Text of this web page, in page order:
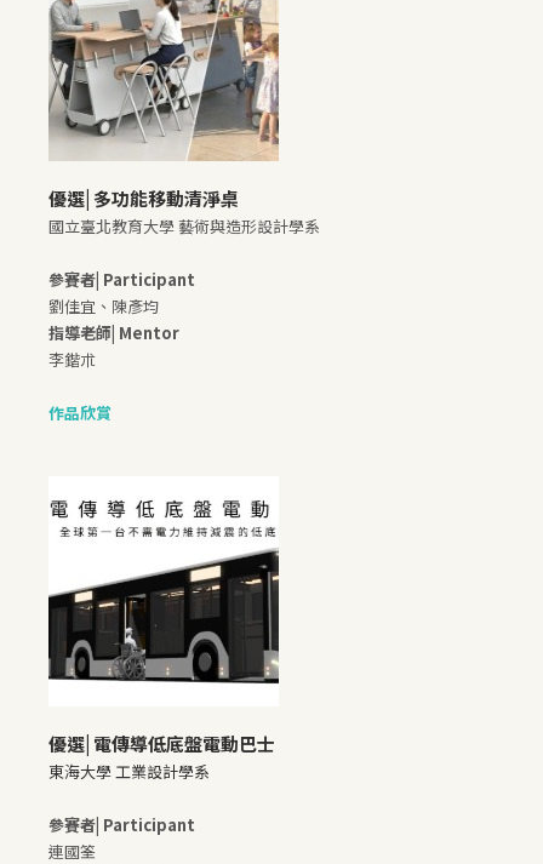
優選| 多功能移動清淨桌
國立臺北教育大學 藝術與造形設計學系
參賽者| Participant
劉佳宜、陳彥均
指導老師| Mentor
李鍇朮
作品欣賞
優選| 電傳導低底盤電動巴士
東海大學 工業設計學系
參賽者| Participant
連國筌